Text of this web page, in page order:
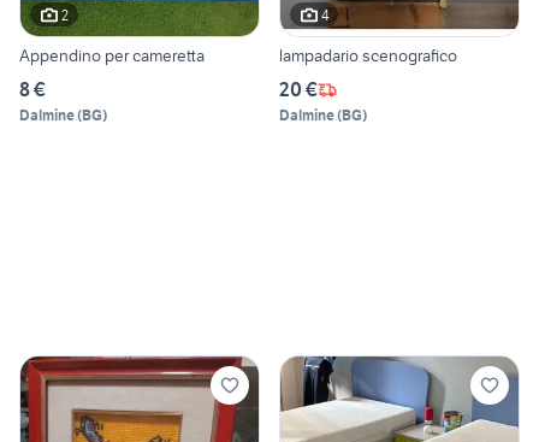
2
Appendino per cameretta
8 €
Dalmine(BG)
4
lampadario scenografico
20 €
Dalmine(BG)